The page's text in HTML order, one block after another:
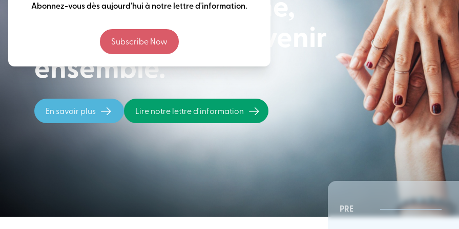
Abonnez-vous dès aujourd'hui à notre lettre d'information.
Subscribe Now
Penser à long terme,
construire notre avenir
ensemble.
En savoir plus Lire notre lettre d'information
PRE
CSR Sud-Est | Conseil